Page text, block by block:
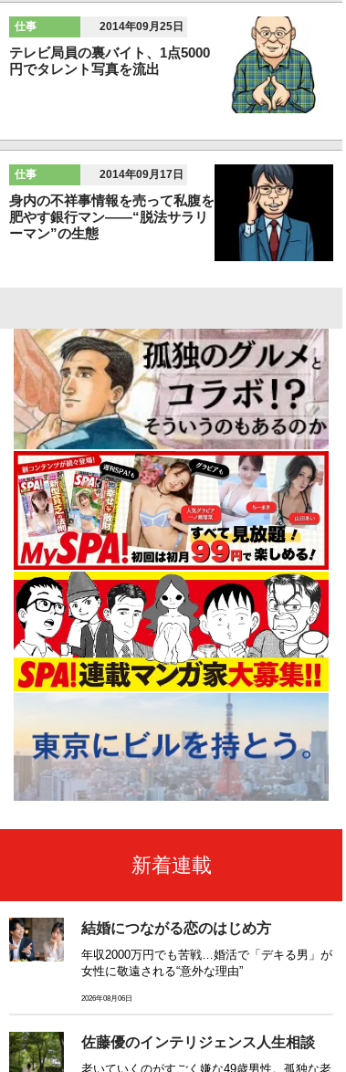
仕事 2014年09月25日
テレビ局員の裏バイト、1点5000
円でタレント写真を流出
仕事 2014年09月17日
身内の不祥事情報を売って私腹を
肥やす銀行マン――“脱法サラリ
ーマン”の生態
新着連載
結婚につながる恋のはじめ方
年収2000万円でも苦戦…婚活で「デキる男」が
女性に敬遠される“意外な理由”
2026年08月06日
佐藤優のインテリジェンス人生相談
老いていくのがすごく嫌な49歳男性。孤独な老